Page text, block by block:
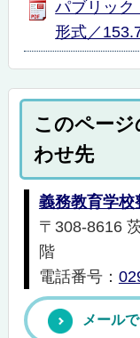
パブリック
形式／
このペー
わせ先
義務教育学校
〒308-8616
階
電話番号：
メール